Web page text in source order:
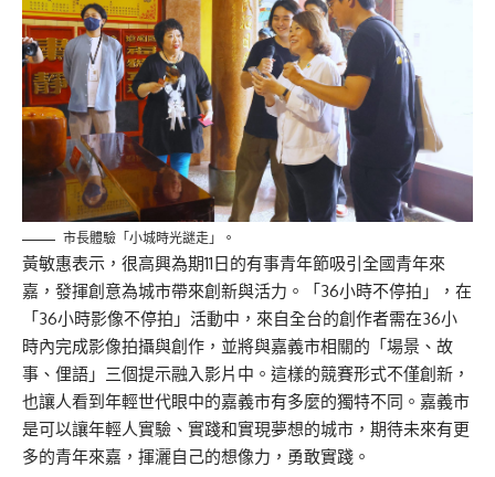
市長體驗「小城時光謎走」。
黃敏惠表示，很高興為期11日的有事青年節吸引全國青年來
嘉，發揮創意為城市帶來創新與活力。「36小時不停拍」，在
「36小時影像不停拍」活動中，來自全台的創作者需在36小
時內完成影像拍攝與創作，並將與嘉義市相關的「場景、故
事、俚語」三個提示融入影片中。這樣的競賽形式不僅創新，
也讓人看到年輕世代眼中的嘉義市有多麼的獨特不同。嘉義市
是可以讓年輕人實驗、實踐和實現夢想的城市，期待未來有更
多的青年來嘉，揮灑自己的想像力，勇敢實踐。